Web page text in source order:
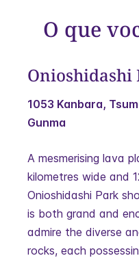
O que
Onioshidashi
1053 Kanbara,
Gunma
A mesmerising lava
kilometres wide and
Onioshidashi Park
is both grand and
admire the diverse
rocks, each